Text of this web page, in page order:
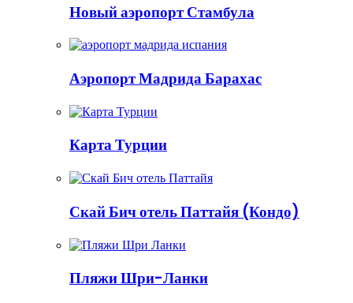
Новый аэропорт Стамбула
Аэропорт Мадрида Барахас
Карта Турции
Скай Бич отель Паттайя (Кондо)
Пляжи Шри-Ланки